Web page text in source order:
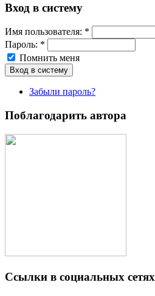
Вход в систему
Имя пoльзовaтeля: *
Пароль: *
Помнить меня
Забыли пароль?
Поблагодарить автора
Ссылки в социальных сетях